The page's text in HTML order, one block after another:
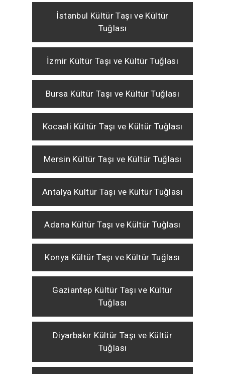
İstanbul Kültür Taşı ve Kültür
Tuğlası
İzmir Kültür Taşı ve Kültür Tuğlası
Bursa Kültür Taşı ve Kültür Tuğlası
Kocaeli Kültür Taşı ve Kültür Tuğlası
Mersin Kültür Taşı ve Kültür Tuğlası
Antalya Kültür Taşı ve Kültür Tuğlası
Adana Kültür Taşı ve Kültür Tuğlası
Konya Kültür Taşı ve Kültür Tuğlası
Gaziantep Kültür Taşı ve Kültür
Tuğlası
Diyarbakır Kültür Taşı ve Kültür
Tuğlası